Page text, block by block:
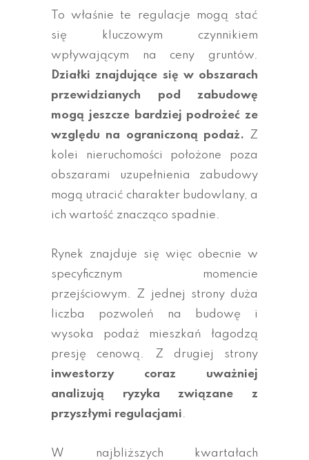
To właśnie te regulacje mogą stać
się kluczowym czynnikiem
wpływającym na ceny gruntów.
Działki znajdujące się w obszarach
przewidzianych pod zabudowę
mogą jeszcze bardziej podrożeć ze
względu na ograniczoną podaż. Z
kolei nieruchomości położone poza
obszarami uzupełnienia zabudowy
mogą utracić charakter budowlany, a
ich wartość znacząco spadnie.
Rynek znajduje się więc obecnie w
specyficznym momencie
przejściowym. Z jednej strony duża
liczba pozwoleń na budowę i
wysoka podaż mieszkań łagodzą
presję cenową. Z drugiej strony
inwestorzy coraz uważniej
analizują ryzyka związane z
przyszłymi regulacjami.
W najbliższych kwartałach